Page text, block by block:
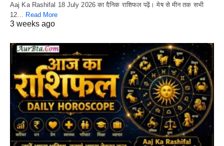
Aaj Ka Rashifal 18 July 2026 का दैनिक राशिफल पढ़ें। मेष से मीन तक सभी
12… Read More
3 weeks ago